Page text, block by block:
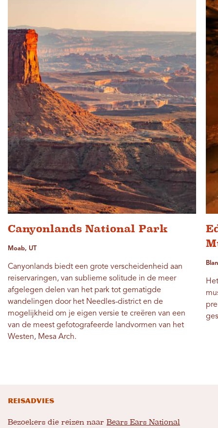
Canyonlands National Park
Moab, UT
Canyonlands biedt een grote verscheidenheid aan
reiservaringen, van sublieme solitude in de meer
afgelegen delen van het park tot gematigde
wandelingen door het Needles-district en de
mogelijkheid om je eigen versie te creëren van een
van de meest gefotografeerde landvormen van het
Westen, Mesa Arch.
Reisadvies
Bezoekers die reizen naar Bears Ears National